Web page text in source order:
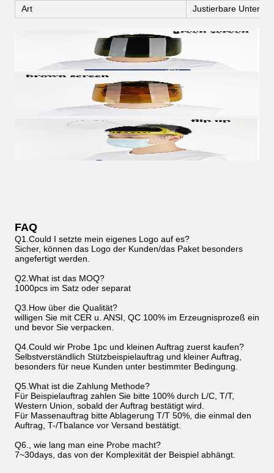
Art Justierbare
FAQ
Q1.Could I setzte mein eigenes Logo auf es?
Sicher, können das Logo der Kunden/das Paket besonders
angefertigt werden.
Q2.What ist das MOQ?
1000pcs im Satz oder separat
Q3.How über die Qualität?
willigen Sie mit CER u. ANSI, QC 100% im Erzeugnisprozeß ein
und bevor Sie verpacken.
Q4.Could wir Probe 1pc und kleinen Auftrag zuerst kaufen?
Selbstverständlich Stützbeispielauftrag und kleiner Auftrag,
besonders für neue Kunden unter bestimmter Bedingung.
Q5.What ist die Zahlung Methode?
Für Beispielauftrag zahlen Sie bitte 100% durch L/C, T/T,
Western Union, sobald der Auftrag bestätigt wird.
Für Massenauftrag bitte Ablagerung T/T 50%, die einmal den
Auftrag, T-/Tbalance vor Versand bestätigt.
Q6., wie lang man eine Probe macht?
7~30days, das von der Komplexität der Beispiel abhängt.